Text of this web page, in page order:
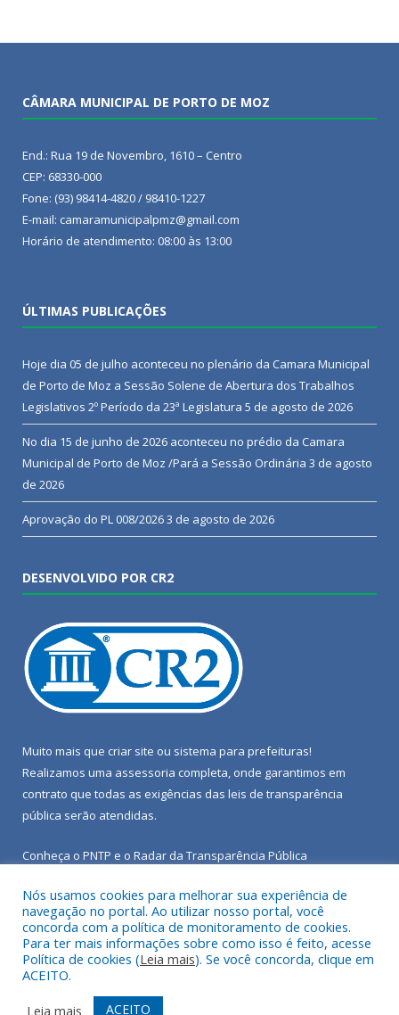
CÂMARA MUNICIPAL DE PORTO DE MOZ
End.: Rua 19 de Novembro, 1610 – Centro
CEP: 68330-000
Fone: (93) 98414-4820 / 98410-1227
E-mail: camaramunicipalpmz@gmail.com
Horário de atendimento: 08:00 às 13:00
ÚLTIMAS PUBLICAÇÕES
Hoje dia 05 de julho aconteceu no plenário da Camara Municipal
de Porto de Moz a Sessão Solene de Abertura dos Trabalhos
Legislativos 2º Período da 23ª Legislatura 5 de agosto de 2026
No dia 15 de junho de 2026 aconteceu no prédio da Camara
Municipal de Porto de Moz /Pará a Sessão Ordinária 3 de agosto
de 2026
Aprovação do PL 008/20263 de agosto de 2026
DESENVOLVIDO POR CR2
Muito mais que criar site ou sistema para prefeituras!
Realizamos uma assessoria completa, onde garantimos em
contrato que todas as exigências das leis de transparência
pública serão atendidas.
Conheça o PNTP e o Radar da Transparência Pública
Todos os direitos reservados a Câmara Municipal de Porto de
Moz.
Mapa do Site Acessar Área Administrativa
Nós usamos cookies para melhorar sua experiência de
navegação no portal. Ao utilizar nosso portal, você
concorda com a política de monitoramento de cookies.
Para ter mais informações sobre como isso é feito, acesse
Política de cookies (Leia mais). Se você concorda, clique em
ACEITO.
Leia mais
ACEITO